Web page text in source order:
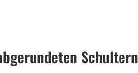
Schultern